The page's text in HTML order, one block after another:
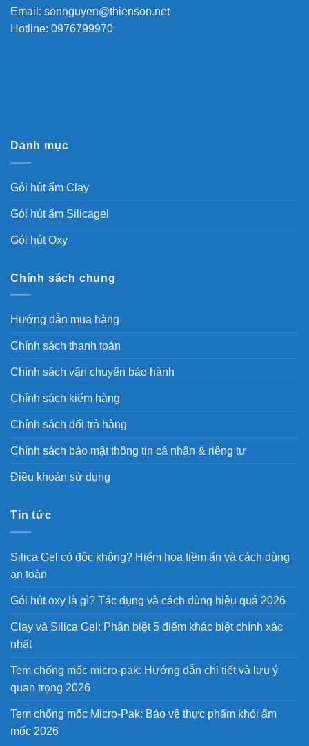
Email: sonnguyen@thienson.net
Hotline: 0976799970
Danh mục
Gói hút ẩm Clay
Gói hút ẩm Silicagel
Gói hút Oxy
Chính sách chung
Hướng dẫn mua hàng
Chính sách thanh toán
Chính sách vận chuyển bảo hành
Chính sách kiểm hàng
Chính sách đổi trả hàng
Chính sách bảo mật thông tin cá nhân & riêng tư
Điều khoản sử dụng
Tin tức
Silica Gel có độc không? Hiểm họa tiềm ẩn và cách dùng
an toàn
Gói hút oxy là gì? Tác dụng và cách dùng hiệu quả 2026
Clay và Silica Gel: Phân biệt 5 điểm khác biệt chính xác
nhất
Tem chống mốc micro-pak: Hướng dẫn chi tiết và lưu ý
quan trọng 2026
Tem chống mốc Micro-Pak: Bảo vệ thực phẩm khỏi ẩm
mốc 2026